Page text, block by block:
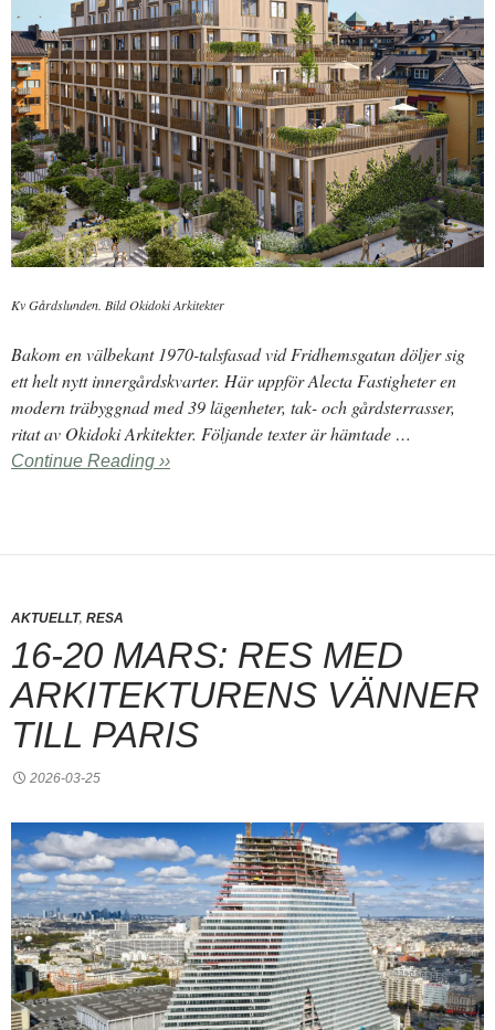
Kv Gårdslunden. Bild Okidoki Arkitekter
Bakom en välbekant 1970-talsfasad vid Fridhemsgatan döljer sig
ett helt nytt innergårdskvarter. Här uppför Alecta Fastigheter en
modern träbyggnad med 39 lägenheter, tak- och gårdsterrasser,
ritat av Okidoki Arkitekter. Följande texter är hämtade …
Continue Reading ››
AKTUELLT, RESA
16-20 MARS: RES MED
ARKITEKTURENS VÄNNER
TILL PARIS
2026-03-25